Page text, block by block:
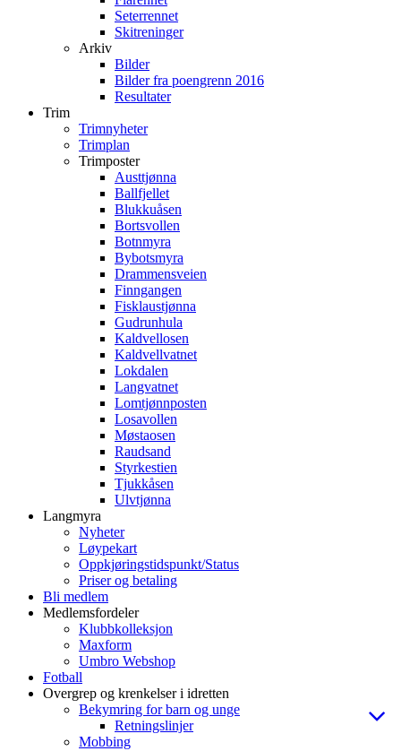
Seterrennet
Skitreninger
Arkiv
Bilder
Bilder fra poengrenn 2016
Resultater
Trim
Trimnyheter
Trimplan
Trimposter
Austtjønna
Ballfjellet
Blukkuåsen
Bortsvollen
Botnmyra
Bybotsmyra
Drammensveien
Finngangen
Fisklaustjønna
Gudrunhula
Kaldvellosen
Kaldvellvatnet
Lokdalen
Langvatnet
Lomtjønnposten
Losavollen
Møstaosen
Raudsand
Styrkestien
Tjukkåsen
Ulvtjønna
Langmyra
Nyheter
Løypekart
Oppkjøringstidspunkt/Status
Priser og betaling
Bli medlem
Medlemsfordeler
Klubbkolleksjon
Maxform
Umbro Webshop
Fotball
Overgrep og krenkelser i idretten
Bekymring for barn og unge
Retningslinjer
Mobbing